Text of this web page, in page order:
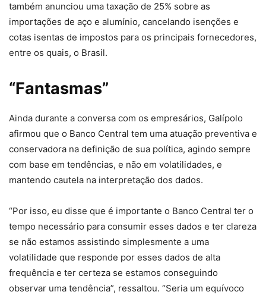
também anunciou uma taxação de 25% sobre as
importações de aço e alumínio, cancelando isenções e
cotas isentas de impostos para os principais fornecedores,
entre os quais, o Brasil.
“Fantasmas”
Ainda durante a conversa com os empresários, Galípolo
afirmou que o Banco Central tem uma atuação preventiva e
conservadora na definição de sua política, agindo sempre
com base em tendências, e não em volatilidades, e
mantendo cautela na interpretação dos dados.
“Por isso, eu disse que é importante o Banco Central ter o
tempo necessário para consumir esses dados e ter clareza
se não estamos assistindo simplesmente a uma
volatilidade que responde por esses dados de alta
frequência e ter certeza se estamos conseguindo
observar uma tendência”, ressaltou. “Seria um equívoco